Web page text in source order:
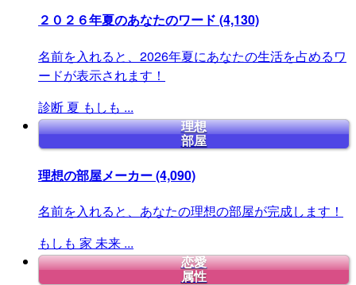
２０２６年夏のあなたのワード (4,130)
名前を入れると、2026年夏にあなたの生活を占めるワ
ードが表示されます！
診断 夏 もしも ...
理想
部屋
理想の部屋メーカー(4,090)
名前を入れると、あなたの理想の部屋が完成します！
もしも 家 未来 ...
恋愛
属性